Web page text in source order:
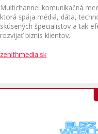
Multichannel komunikačná
ktorá spája médiá, dáta,
skúsených špecialistov a tak
rozvíjať biznis klientov.
zenithmedia.sk